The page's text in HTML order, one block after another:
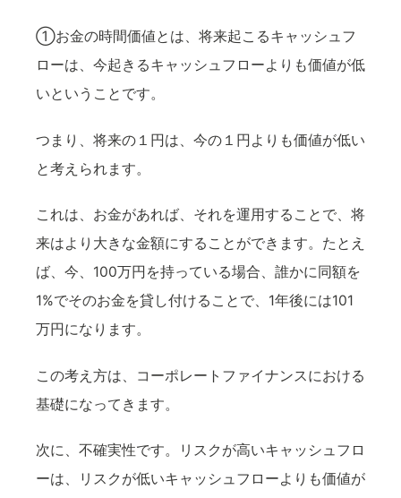
①お金の時間価値とは、将来起こるキャッシュフ
ローは、今起きるキャッシュフローよりも価値が低
いということです。
つまり、将来の１円は、今の１円よりも価値が低い
と考えられます。
これは、お金があれば、それを運用することで、将
来はより大きな金額にすることができます。たとえ
ば、今、100万円を持っている場合、誰かに同額を
1%でそのお金を貸し付けることで、1年後には101
万円になります。
この考え方は、コーポレートファイナンスにおける
基礎になってきます。
次に、不確実性です。リスクが高いキャッシュフロ
ーは、リスクが低いキャッシュフローよりも価値が